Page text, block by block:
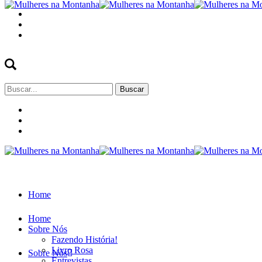
Buscar
por:
Home
Sobre Nós
Home
Sobre Nós
Fazendo História!
Livro Rosa